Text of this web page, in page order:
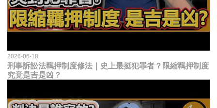
2026-06-18
刑事訴訟法羈押制度修法｜史上最挺犯罪者？限縮羈押制度
究竟是吉是凶？